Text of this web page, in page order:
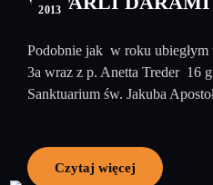
2013
Podobnie jak w roku
3a wraz z p. Anetta Treder 16
Sanktuarium św. Jakuba
Czytaj więcej